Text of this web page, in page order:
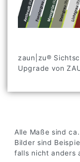
zaun|zu®
Upgrade von
Alle Maße sind
Bilder sind
falls nicht anders